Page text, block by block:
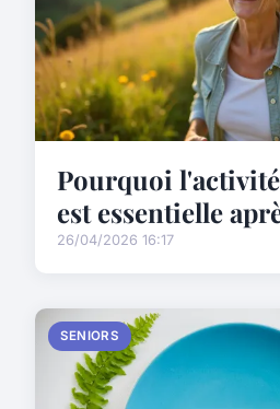
Pourquoi
est essentielle
26/04/2026 16:17
SENIORS